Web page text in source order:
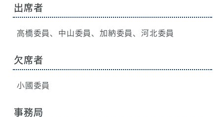
出席者
高橋委員、中山委員、加納委員、河北委員
欠席者
小國委員
事務局